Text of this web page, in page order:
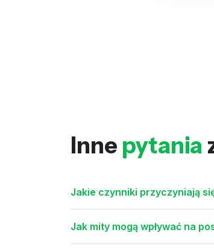
Inne pytania
Jakie czynniki przyczyniają
Jak mity mogą wpływać na